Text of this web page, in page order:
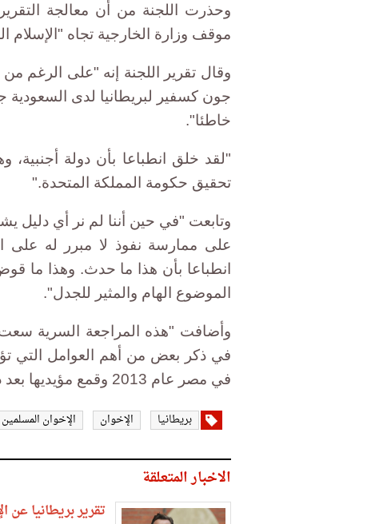
وحذرت اللجنة من أن معالجة
موقف وزارة الخارجية تجاه "الإسلام
وقال تقرير اللجنة إنه "على الرغم من
جون كسفير لبريطانيا لدى
خاطئا".
"لقد خلق انطباعا بأن دولة
تحقيق حكومة المملكة المتحدة."
وتابعت "في حين أننا لم نر أي دليل
على ممارسة نفوذ لا مبرر له على
انطباعا بأن هذا ما حدث. وهذا ما
الموضوع الهام والمثير للجدل".
وأضافت "هذه المراجعة السرية
في ذكر بعض من أهم العوامل التي
في مصر عام 2013 وقمع مؤيديها بعد ذلك".
بريطانيا الإخوان الإخوان المسلمين
الاخبار المتعلقة
تقرير بريطانيا عن